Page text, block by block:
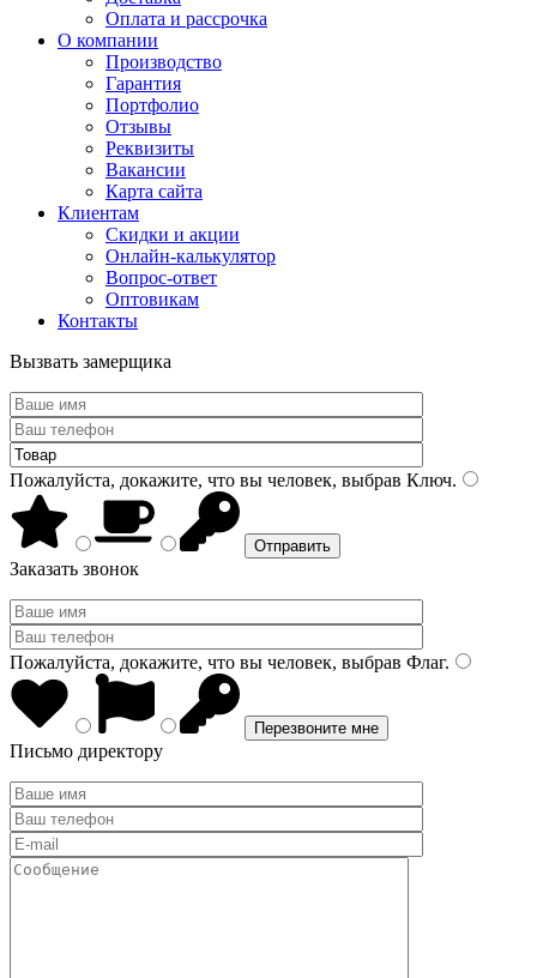
Оплата и рассрочка
О компании
Производство
Гарантия
Портфолио
Отзывы
Реквизиты
Вакансии
Карта сайта
Клиентам
Скидки и акции
Онлайн-калькулятор
Вопрос-ответ
Оптовикам
Контакты
Вызвать замерщика
Пожалуйста, докажите, что вы человек, выбрав Ключ.
Заказать звонок
Пожалуйста, докажите, что вы человек, выбрав Флаг.
Письмо директору